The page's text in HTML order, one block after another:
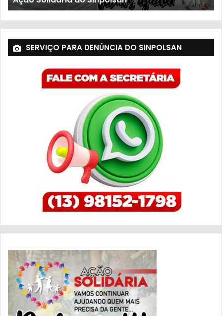
SERVIÇO PARA DENÚNCIA DO SINPOLSAN